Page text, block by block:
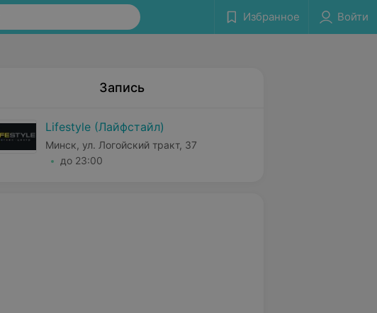
Избранное Войти
Запись
Lifestyle (Лайфстайл)
Минск, ул. Логойский тракт, 37
до 23:00